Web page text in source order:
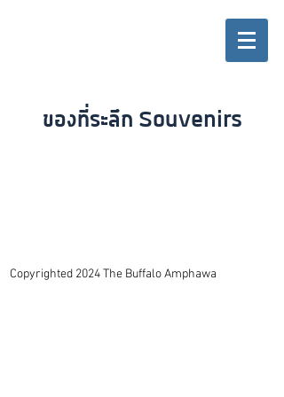
ของที่ระลึก Souvenirs
Copyrighted 2024 The Buffalo Amphawa